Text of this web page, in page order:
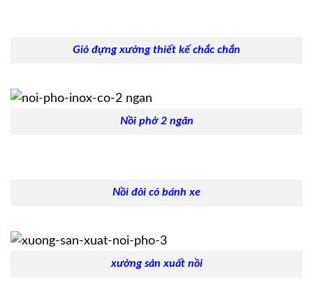
Giỏ đựng xưởng thiết kế chắc chắn
Nồi phở 2 ngăn
Nồi đôi có bánh xe
xưởng sản xuất nồi